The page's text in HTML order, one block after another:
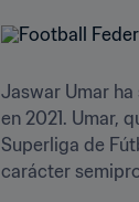
Jaswar Umar
en 2021. Umar,
Superliga de
carácter